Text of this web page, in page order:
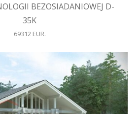
BEZOSIADANIOWEJ D-
35K
69312 EUR.